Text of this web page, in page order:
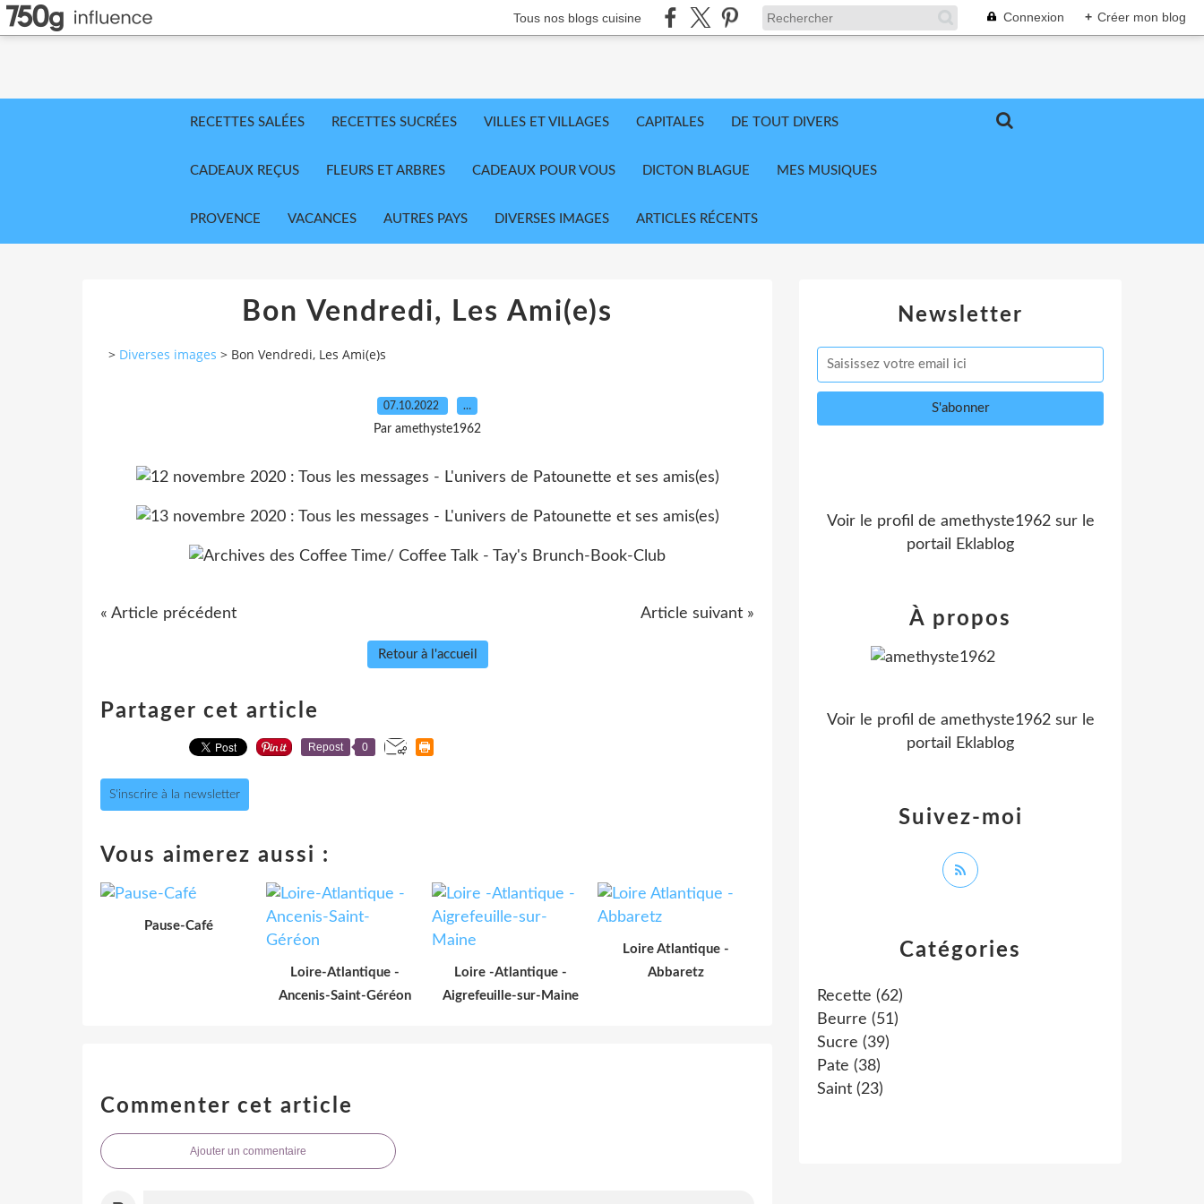
Tous nos blogs cuisine Connexion + Créer mon blog
RECETTES SALÉES RECETTES SUCRÉES VILLES ET VILLAGES CAPITALES DE TOUT DIVERS
CADEAUX REÇUS FLEURS ET ARBRES CADEAUX POUR VOUS DICTON BLAGUE MES MUSIQUES
PROVENCE VACANCES AUTRES PAYS DIVERSES IMAGES ARTICLES RÉCENTS
Bon Vendredi, Les Ami(e)s
> Diverses images > Bon Vendredi, Les Ami(e)s
07.10.2022 …
Par amethyste1962
« Article précédent Article suivant »
Retour à l'accueil
Partager cet article
Repost 0
S'inscrire à la newsletter
Vous aimerez aussi :
Pause-Café
Loire-Atlantique -
Ancenis-Saint-Géréon
Loire -Atlantique -
Aigrefeuille-sur-Maine
Loire Atlantique -
Abbaretz
Commenter cet article
Ajouter un commentaire
Newsletter
Catégories
Recette (62)
Beurre (51)
Sucre (39)
Pate (38)
Saint (23)
Voir le profil de amethyste1962sur le
portail Eklablog
Suivez-moi
À propos
Voir le profil de amethyste1962sur le
portail Eklablog